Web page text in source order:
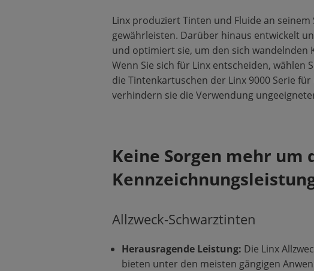
Linx produziert Tinten und Fluide an
gewährleisten. Darüber hinaus entwickelt
und optimiert sie, um den sich
Wenn Sie sich für Linx entscheiden, wählen
die Tintenkartuschen der Linx 9000 Serie
verhindern sie die Verwendung
Keine Sorgen mehr um
Allzweck-Schwarztinten
Herausragende Leistung: Die Linx
bieten unter den meisten gängigen